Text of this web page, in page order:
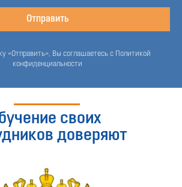
Отправить
«Отправить», Вы соглашаетесь с Политикой
конфиденциальности
своих
доверяют